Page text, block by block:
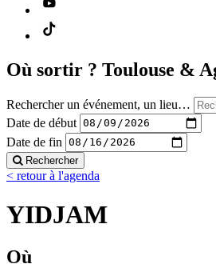
Où sortir ? Toulouse &
Rechercher un événement, un lieu…
Date de début
Date de fin
Rechercher
< retour à l'agenda
YIDJAM
Où